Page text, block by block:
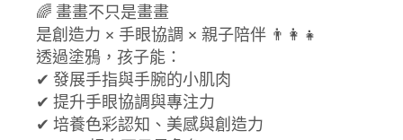
🌈 畫畫不只是畫畫
是創造力 × 手眼協調 × 親子陪伴 👨‍👩‍👧
透過塗鴉，孩子能：
✔ 發展手指與手腕的小肌肉
✔ 提升手眼協調與專注力
✔ 培養色彩認知、美感與創造力